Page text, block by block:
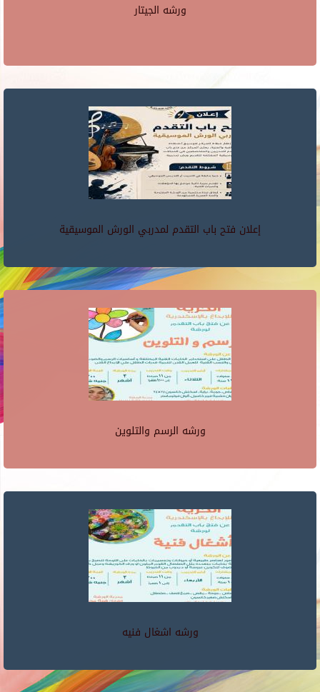
ورشه الجيتار
إعلان فتح باب التقدم لمدربي الورش الموسيقية
ورشه الرسم والتلوين
ورشه اشغال فنيه